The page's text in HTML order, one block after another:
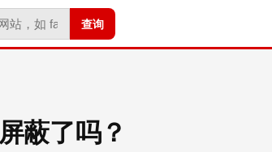
查询
蔽了吗？